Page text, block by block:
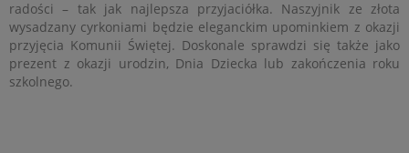
radości – tak jak najlepsza przyjaciółka. Naszyjnik ze złota
wysadzany cyrkoniami będzie eleganckim upominkiem z okazji
przyjęcia Komunii Świętej. Doskonale sprawdzi się także jako
prezent z okazji urodzin, Dnia Dziecka lub zakończenia roku
szkolnego.